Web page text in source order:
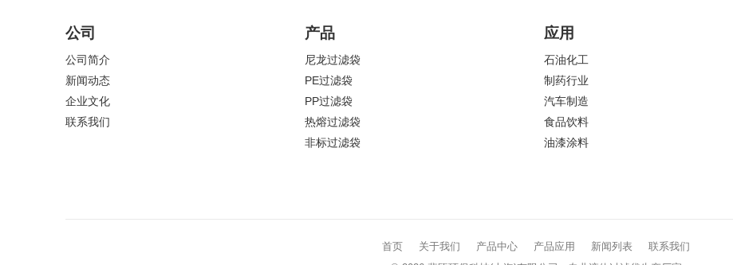
公司
公司简介
新闻动态
企业文化
联系我们
产品
尼龙过滤袋
PE过滤袋
PP过滤袋
热熔过滤袋
非标过滤袋
应用
石油化工
制药行业
汽车制造
食品饮料
油漆涂料
首页 关于我们 产品中心 产品应用 新闻列表
联系我们